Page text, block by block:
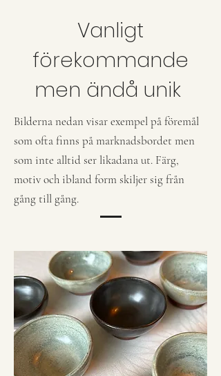
Vanligt
förekommande
men ändå unik
Bilderna nedan visar exempel på föremål
som ofta finns på marknadsbordet men
som inte alltid ser likadana ut. Färg,
motiv och ibland form skiljer sig från
gång till gång.